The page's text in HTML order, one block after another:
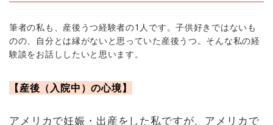
筆者の私も、産後うつ経験者の1人です。子供好きではないも
のの、自分とは縁がないと思っていた産後うつ。そんな私の経
験談をお話ししたいと思います。
【産後（入院中）の心境】
アメリカで妊娠・出産をした私ですが、アメリカで